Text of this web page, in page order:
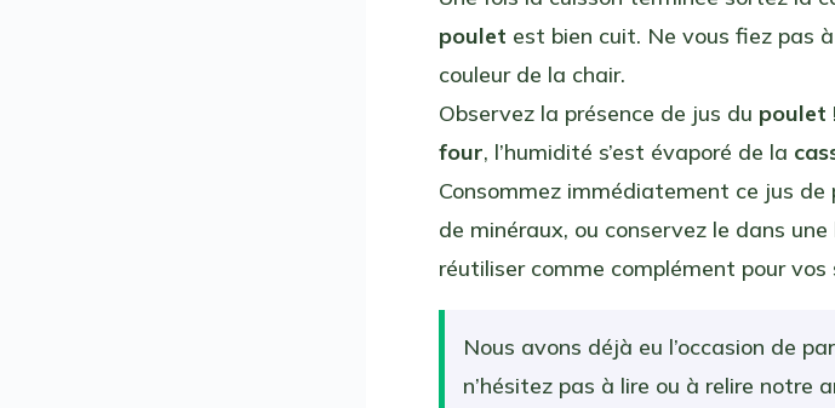
poulet est bien cuit. Ne vous fiez pas
couleur de la chair.
Observez la présence de jus du poulet
four, l’humidité s’est évaporé de la
Consommez immédiatement ce jus
de minéraux, ou conservez le dans
réutiliser comme complément pour vos
Nous avons déjà eu l’occasion de
n’hésitez pas à lire ou à relire notre